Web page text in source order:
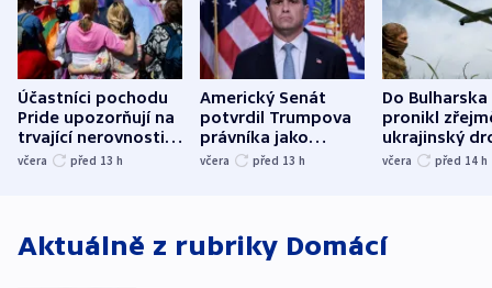
Účastníci pochodu
Pride upozorňují na
trvající nerovnosti i
společenskou
včera před 13 h
Americký Senát
potvrdil Trumpova
právníka jako
ministra
včera před 13 h
Do Bulharska
pronikl
ukrajinský
explodoval
včera před 14 h
Aktuálně z rubriky Domácí